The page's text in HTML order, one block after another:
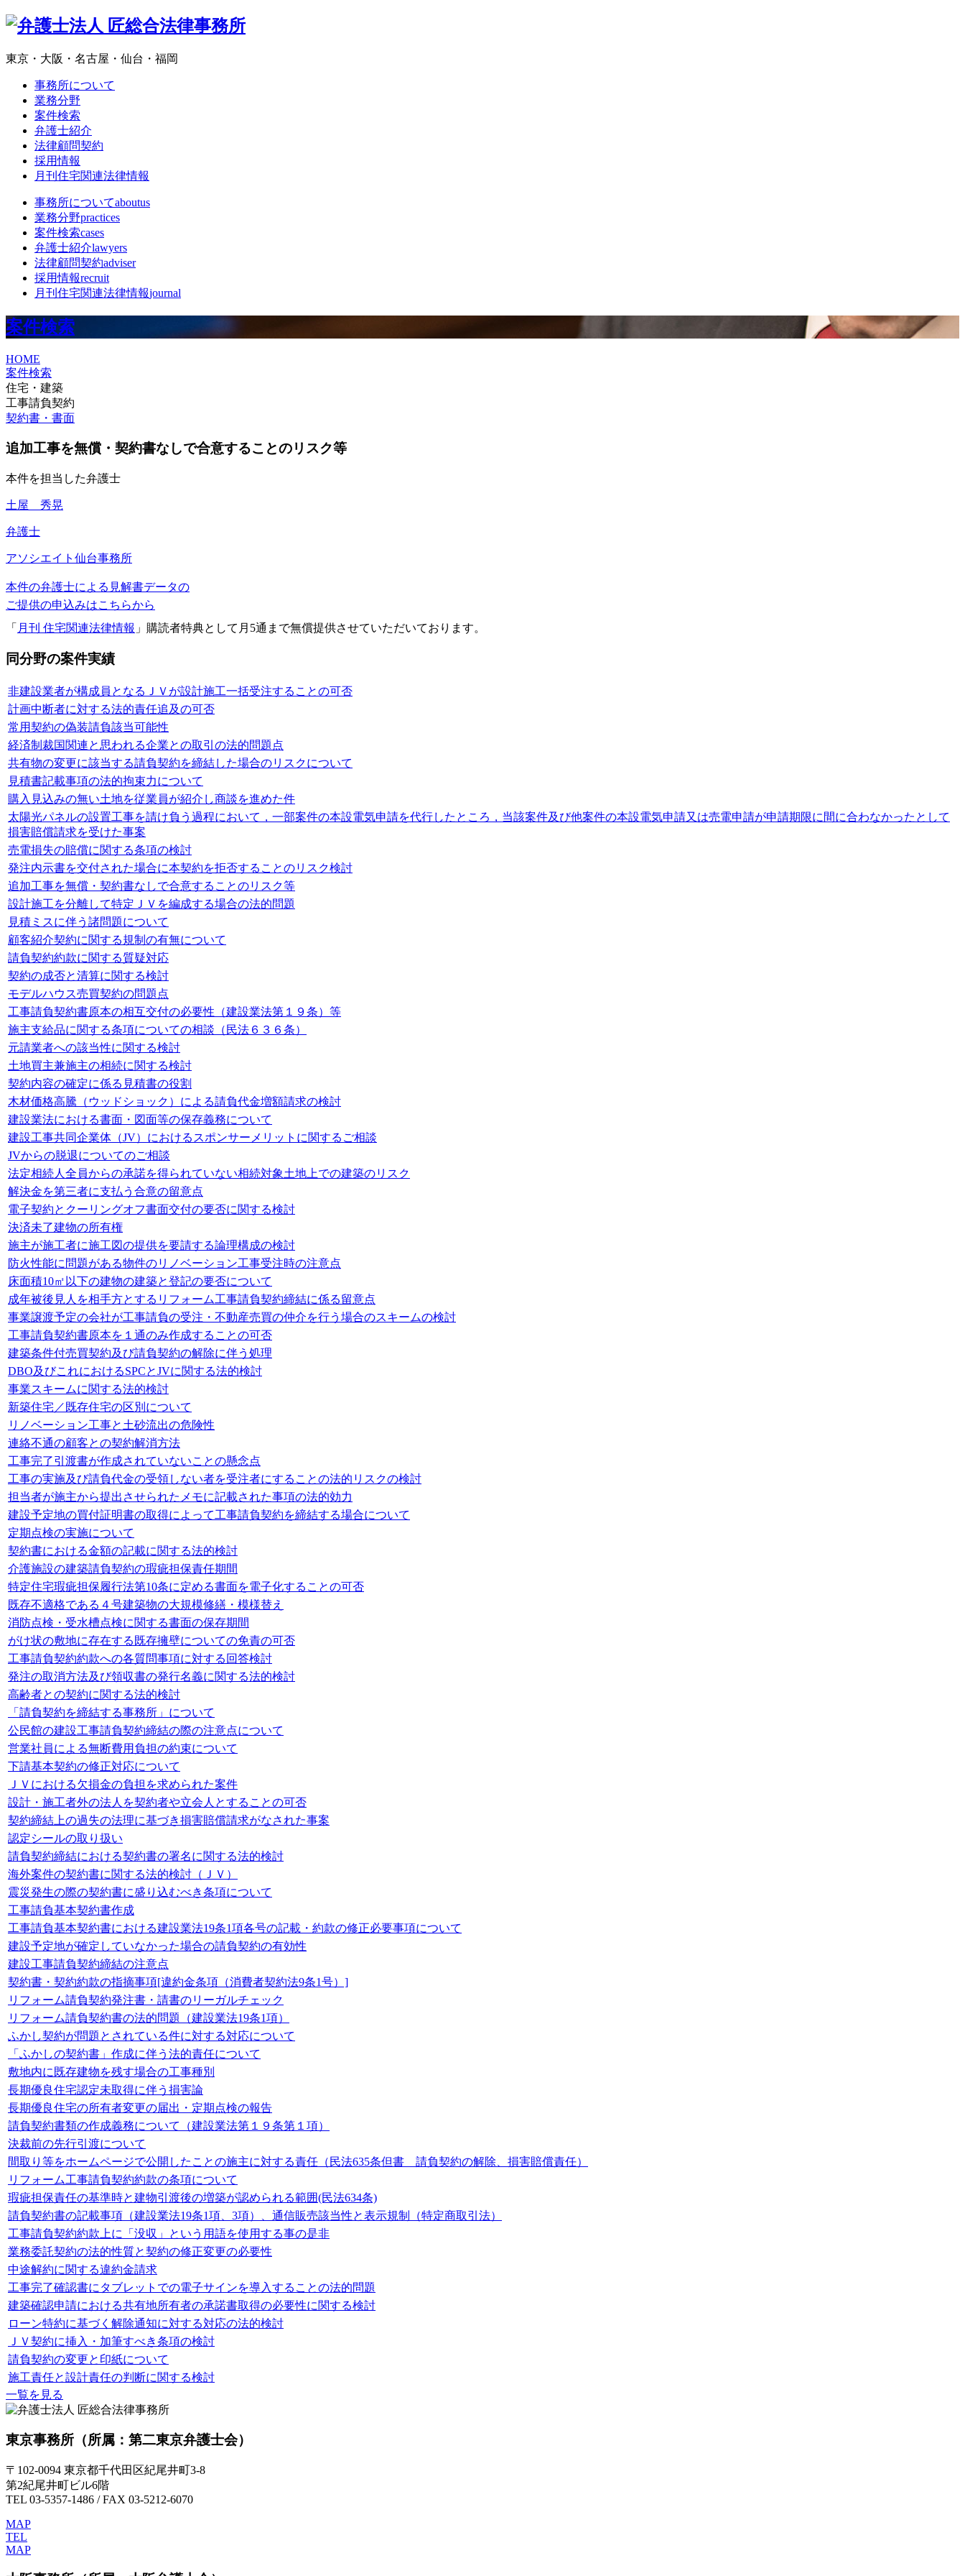
東京・大阪・名古屋・仙台・福岡
事務所について
業務分野
案件検索
弁護士紹介
法律顧問契約
採用情報
月刊住宅関連法律情報
事務所についてaboutus
業務分野practices
案件検索cases
弁護士紹介lawyers
法律顧問契約adviser
採用情報recruit
月刊住宅関連法律情報journal
案件検索
HOME
案件検索
住宅・建築
工事請負契約
契約書・書面
追加工事を無償・契約書なしで合意することのリスク等
本件を担当した弁護士
土屋 秀晃
弁護士
アソシエイト 仙台事務所
本件の弁護士による見解書データの
ご提供の申込みはこちらから
「 月刊 住宅関連法律情報 」購読者特典として月5通まで無償提供させていただいております。
同分野の案件実績
非建設業者が構成員となるＪＶが設計施工一括受注することの可否
計画中断者に対する法的責任追及の可否
常用契約の偽装請負該当可能性
経済制裁国関連と思われる企業との取引の法的問題点
共有物の変更に該当する請負契約を締結した場合のリスクについて
見積書記載事項の法的拘束力について
購入見込みの無い土地を従業員が紹介し商談を進めた件
太陽光パネルの設置工事を請け負う過程において，一部案件の本設電気申請を代行したところ，当該案件及び他案件の本設電気申請又は売電申請が申請期限に間に合わなかったとして
損害賠償請求を受けた事案
売電損失の賠償に関する条項の検討
発注内示書を交付された場合に本契約を拒否することのリスク検討
追加工事を無償・契約書なしで合意することのリスク等
設計施工を分離して特定ＪＶを編成する場合の法的問題
見積ミスに伴う諸問題について
顧客紹介契約に関する規制の有無について
請負契約約款に関する質疑対応
契約の成否と清算に関する検討
モデルハウス売買契約の問題点
工事請負契約書原本の相互交付の必要性（建設業法第１９条）等
施主支給品に関する条項についての相談（民法６３６条）
元請業者への該当性に関する検討
土地買主兼施主の相続に関する検討
契約内容の確定に係る見積書の役割
木材価格高騰（ウッドショック）による請負代金増額請求の検討
建設業法における書面・図面等の保存義務について
建設工事共同企業体（JV）におけるスポンサーメリットに関するご相談
JVからの脱退についてのご相談
法定相続人全員からの承諾を得られていない相続対象土地上での建築のリスク
解決金を第三者に支払う合意の留意点
電子契約とクーリングオフ書面交付の要否に関する検討
決済未了建物の所有権
施主が施工者に施工図の提供を要請する論理構成の検討
防火性能に問題がある物件のリノベーション工事受注時の注意点
床面積10㎡以下の建物の建築と登記の要否について
成年被後見人を相手方とするリフォーム工事請負契約締結に係る留意点
事業譲渡予定の会社が工事請負の受注・不動産売買の仲介を行う場合のスキームの検討
工事請負契約書原本を１通のみ作成することの可否
建築条件付売買契約及び請負契約の解除に伴う処理
DBO及びこれにおけるSPCとJVに関する法的検討
事業スキームに関する法的検討
新築住宅／既存住宅の区別について
リノベーション工事と土砂流出の危険性
連絡不通の顧客との契約解消方法
工事完了引渡書が作成されていないことの懸念点
工事の実施及び請負代金の受領しない者を受注者にすることの法的リスクの検討
担当者が施主から提出させられたメモに記載された事項の法的効力
建設予定地の買付証明書の取得によって工事請負契約を締結する場合について
定期点検の実施について
契約書における金額の記載に関する法的検討
介護施設の建築請負契約の瑕疵担保責任期間
特定住宅瑕疵担保履行法第10条に定める書面を電子化することの可否
既存不適格である４号建築物の大規模修繕・模様替え
消防点検・受水槽点検に関する書面の保存期間
がけ状の敷地に存在する既存擁壁についての免責の可否
工事請負契約約款への各質問事項に対する回答検討
発注の取消方法及び領収書の発行名義に関する法的検討
高齢者との契約に関する法的検討
「請負契約を締結する事務所」について
公民館の建設工事請負契約締結の際の注意点について
営業社員による無断費用負担の約束について
下請基本契約の修正対応について
ＪＶにおける欠損金の負担を求められた案件
設計・施工者外の法人を契約者や立会人とすることの可否
契約締結上の過失の法理に基づき損害賠償請求がなされた事案
認定シールの取り扱い
請負契約締結における契約書の署名に関する法的検討
海外案件の契約書に関する法的検討（ＪＶ）
震災発生の際の契約書に盛り込むべき条項について
工事請負基本契約書作成
工事請負基本契約書における建設業法19条1項各号の記載・約款の修正必要事項について
建設予定地が確定していなかった場合の請負契約の有効性
建設工事請負契約締結の注意点
契約書・契約約款の指摘事項[違約金条項（消費者契約法9条1号）]
リフォーム請負契約発注書・請書のリーガルチェック
リフォーム請負契約書の法的問題（建設業法19条1項）
ふかし契約が問題とされている件に対する対応について
「ふかしの契約書」作成に伴う法的責任について
敷地内に既存建物を残す場合の工事種別
長期優良住宅認定未取得に伴う損害論
長期優良住宅の所有者変更の届出・定期点検の報告
請負契約書類の作成義務について（建設業法第１９条第１項）
決裁前の先行引渡について
間取り等をホームページで公開したことの施主に対する責任（民法635条但書 請負契約の解除、損害賠償責任）
リフォーム工事請負契約約款の条項について
瑕疵担保責任の基準時と建物引渡後の増築が認められる範囲(民法634条)
請負契約書の記載事項（建設業法19条1項、3項）、通信販売該当性と表示規制（特定商取引法）
工事請負契約約款上に「没収」という用語を使用する事の是非
業務委託契約の法的性質と契約の修正変更の必要性
中途解約に関する違約金請求
工事完了確認書にタブレットでの電子サインを導入することの法的問題
建築確認申請における共有地所有者の承諾書取得の必要性に関する検討
ローン特約に基づく解除通知に対する対応の法的検討
ＪＶ契約に挿入・加筆すべき条項の検討
請負契約の変更と印紙について
施工責任と設計責任の判断に関する検討
一覧を見る
東京事務所 （所属：第二東京弁護士会）
〒102-0094 東京都千代田区紀尾井町3-8
第2紀尾井町ビル6階
TEL 03-5357-1486 / FAX 03-5212-6070
MAP
TEL
MAP